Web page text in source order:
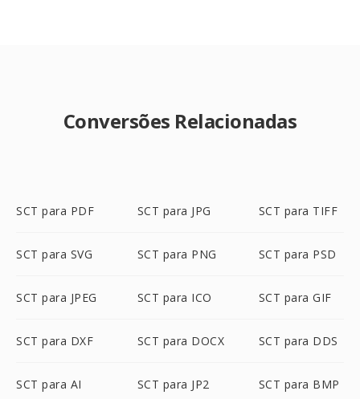
Conversões Relacionadas
SCT para PDF SCT para JPG SCT para TIFF
SCT para SVG SCT para PNG SCT para PSD
SCT para JPEG SCT para ICO SCT para GIF
SCT para DXF SCT para DOCX SCT para DDS
SCT para AI SCT para JP2 SCT para BMP